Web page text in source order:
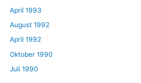
April 1993
August 1992
April 1992
Oktober 1990
Juli 1990